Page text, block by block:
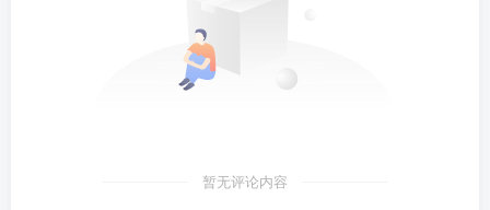
暂无评论内容